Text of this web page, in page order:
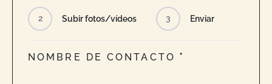
2 Subir fotos/vídeos 3 Enviar
NOMBRE DE CONTACTO